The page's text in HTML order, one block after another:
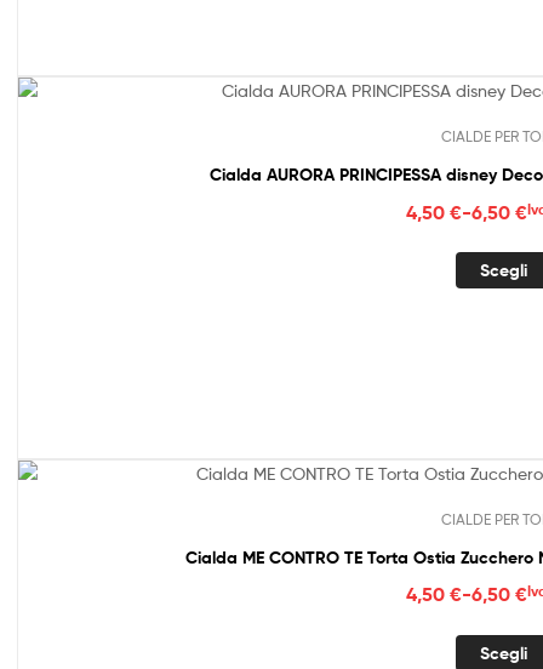
CIALDE PER
4,50 €-6,50 €
Scegli
CIALDE PER
Cialda ME CONTRO TE Torta Ostia
4,50 €-6,50 €
Scegli